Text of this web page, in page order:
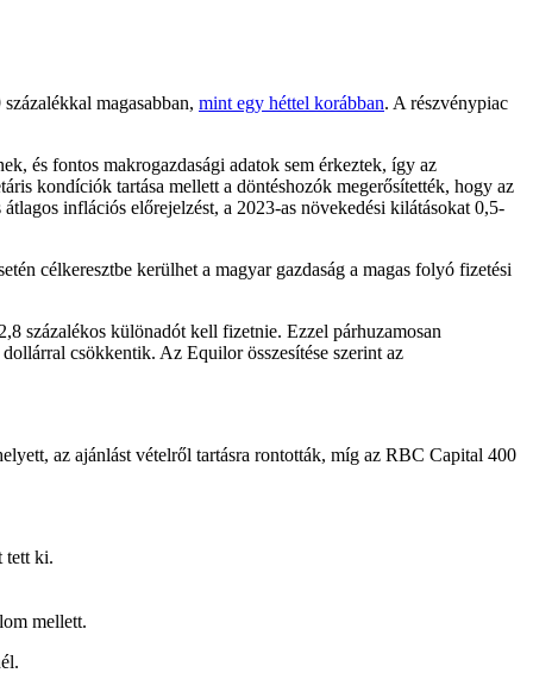
magasabban, mint egy héttel korábban. A részvénypiac
és fontos makrogazdasági adatok sem érkeztek, így az
kondíciók tartása mellett a döntéshozók megerősítették, hogy az
inflációs előrejelzést, a 2023-as növekedési kilátásokat 0,5-
célkeresztbe kerülhet a magyar gazdaság a magas folyó fizetési
százalékos különadót kell fizetnie. Ezzel párhuzamosan
csökkentik. Az Equilor összesítése szerint az
az ajánlást vételről tartásra rontották, míg az RBC Capital 400
tett ki.
mellett.